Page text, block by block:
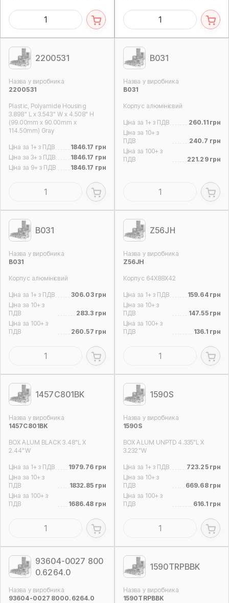
2200531
Назва у виробника
2200531
Plastic, Polyamide Housing
3.898" L x 3.543" W x 4.508" H
(99.00mm x 90.00mm x
114.50mm) Gray
Ціна за 1+ з ПДВ
1846.17 грн
Ціна за 3+ з ПДВ
1846.17 грн
Ціна за 9+ з ПДВ
1846.17 грн
B031
Назва у виробника
B031
Корпус алюмінієвий
Ціна за 1+ з ПДВ
260.11 грн
Ціна за 10+ з
ПДВ
240.7 грн
Ціна за 100+ з
ПДВ
221.29 грн
B031
Назва у виробника
B031
Корпус алюмінієвий
Ціна за 1+ з ПДВ
306.03 грн
Ціна за 10+ з
ПДВ
283.3 грн
Ціна за 100+ з
ПДВ
260.57 грн
Z56JH
Назва у виробника
Z56JH
Корпус 64X88X42
Ціна за 1+ з ПДВ
159.64 грн
Ціна за 10+ з
ПДВ
147.55 грн
Ціна за 100+ з
ПДВ
136.1 грн
1457C801BK
Назва у виробника
1457C801BK
BOX ALUM BLACK 3.48"L X
2.44"W
Ціна за 1+ з ПДВ
1979.76 грн
Ціна за 10+ з
ПДВ
1832.85 грн
Ціна за 100+ з
ПДВ
1686.48 грн
1590S
Назва у виробника
1590S
BOX ALUM UNPTD 4.335"L X
3.232"W
Ціна за 1+ з ПДВ
723.25 грн
Ціна за 10+ з
ПДВ
669.68 грн
Ціна за 100+ з
ПДВ
616.1 грн
93604-0027 800
0.6264.0
Назва у виробника
93604-0027 8000.6264.0
1590TRPBBK
Назва у виробника
1590TRPBBK